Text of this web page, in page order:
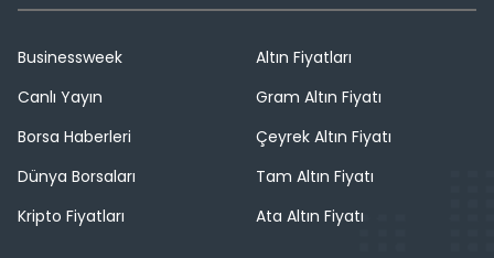
Businessweek
Canlı Yayın
Borsa Haberleri
Dünya Borsaları
Kripto Fiyatları
Altın Fiyatları
Gram Altın Fiyatı
Çeyrek Altın Fiyatı
Tam Altın Fiyatı
Ata Altın Fiyatı